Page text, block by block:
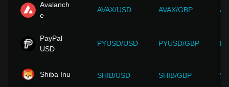
Avalanch
e
AVAX/USD AVAX/GBP
PayPal
USD
PYUSD/USD PYUSD/GBP
Shiba Inu SHIB/USD SHIB/GBP